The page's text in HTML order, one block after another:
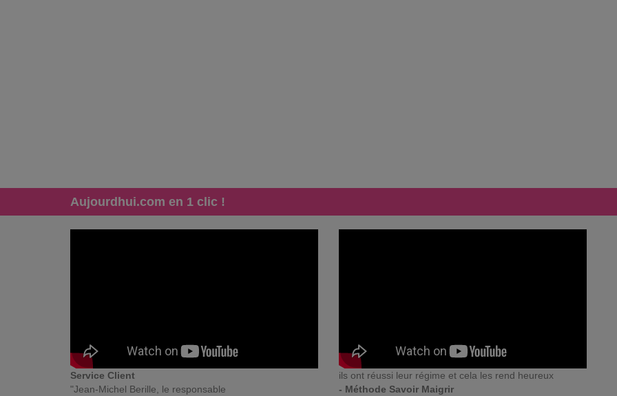
Aujourdhui.com en 1 clic !
Service Client
"Jean-Michel Berille, le responsable
ils ont réussi leur régime et cela les rend heureux
- Méthode Savoir Maigrir